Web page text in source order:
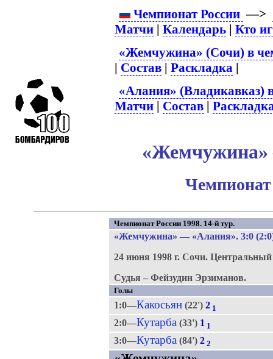
Чемпионат России —>
Матчи |Календарь |Кто
«Жемчужина» (Сочи) в
| Состав |Раскладка |
«Алания» (Владикавказ)
Матчи | Состав |
«Жемчужина»
Чемпионат
Чемпионат России 1998. 14-й тур.
«Жемчужина» — «Алания». 3:0
24 июня 1998 г. Сочи. Центральный
Судья – Фейзудин Эрзиманов.
Голы
1:0—Какосьян(22') 2 1
2:0—Кутарба (33') 1 1
3:0—Кутарба (84') 2 2